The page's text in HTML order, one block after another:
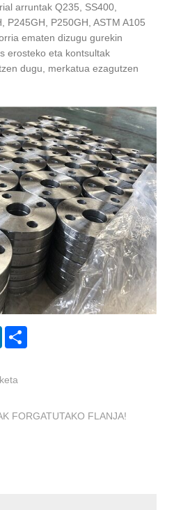
arruntak Q235, SS400,
P245GH, P250GH, ASTM A105
ematen dizugu gurekin
erosteko eta kontsultak
dugu, merkatua ezagutzen
LinkedIn
FORGATUTAKO FLANJA!